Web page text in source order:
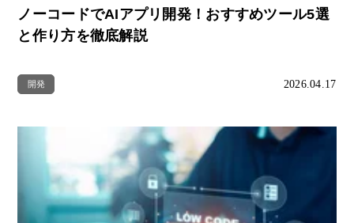
ノーコードでAIアプリ開発！おすすめツール5選
と作り方を徹底解説
開発 2026.04.17